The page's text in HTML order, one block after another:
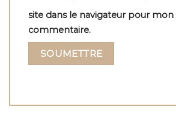
site dans le navigateur pour
commentaire.